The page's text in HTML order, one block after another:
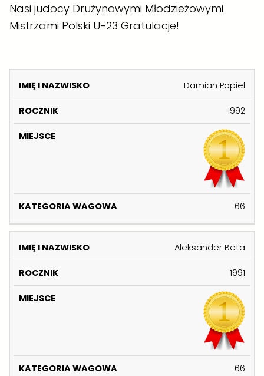
Nasi judocy Drużynowymi Młodzieżowymi
Mistrzami Polski U-23 Gratulacje!
I
M
IĘ
Z
W
I
K
O
N
K
S
E
K
A
A
A
G
O
Damian Popiel
1992
66
Aleksander Beta
1991
66